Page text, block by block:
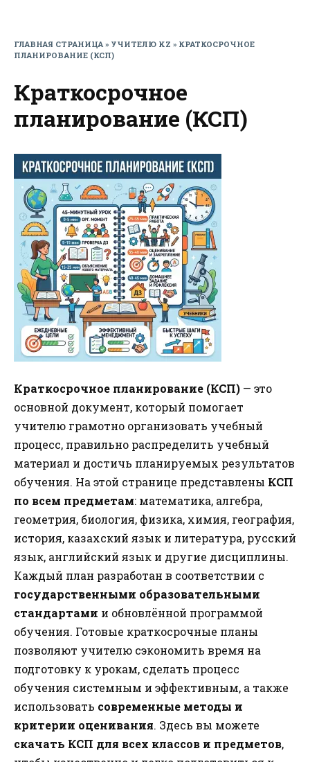
ГЛАВНАЯ СТРАНИЦА» УЧИТЕЛЮ KZ » КРАТКОСРОЧНОЕ
ПЛАНИРОВАНИЕ (КСП)
Краткосрочное
планирование (КСП)
Краткосрочное планирование (КСП) — это
основной документ, который помогает
учителю грамотно организовать учебный
процесс, правильно распределить учебный
материал и достичь планируемых результатов
обучения. На этой странице представлены КСП
по всем предметам: математика, алгебра,
геометрия, биология, физика, химия, география,
история, казахский язык и литература, русский
язык, английский язык и другие дисциплины.
Каждый план разработан в соответствии с
государственными образовательными
стандартами и обновлённой программой
обучения. Готовые краткосрочные планы
позволяют учителю сэкономить время на
подготовку к урокам, сделать процесс
обучения системным и эффективным, а также
использовать современные методы и
критерии оценивания. Здесь вы можете
скачать КСП для всех классов и предметов,